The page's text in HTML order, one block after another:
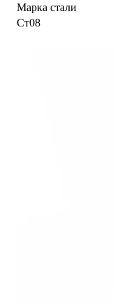
Марка стали
Ст08